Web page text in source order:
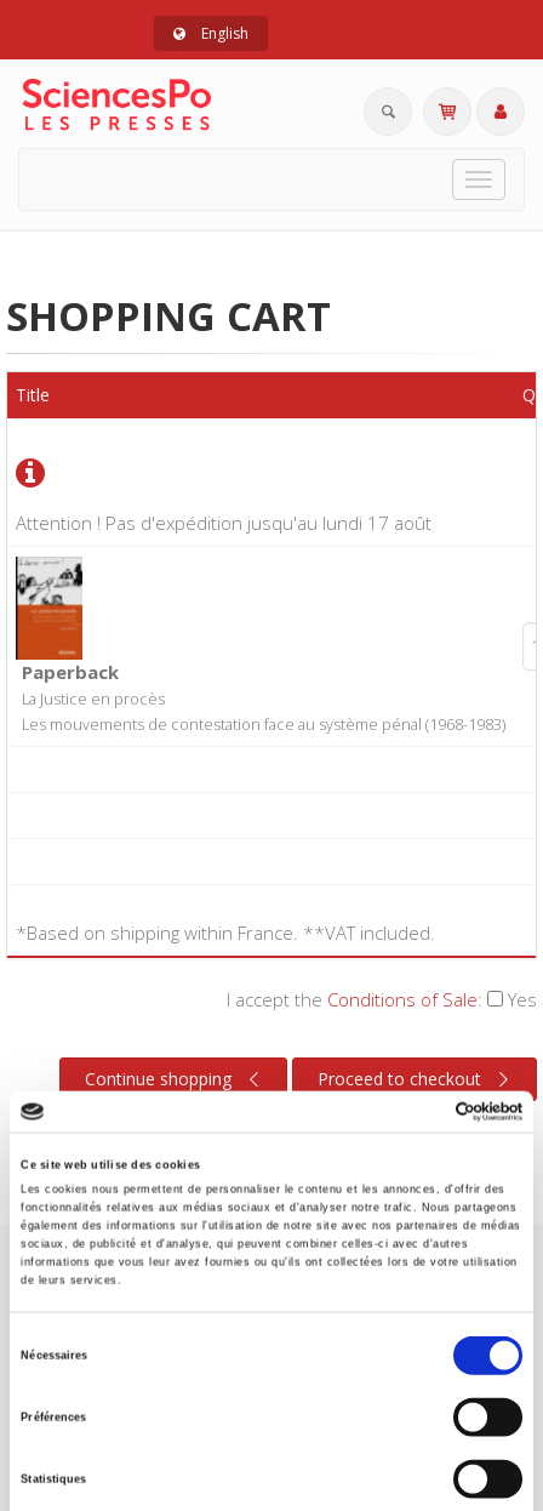
Ce site web utilise des cookies
Les cookies nous permettent de personnaliser le contenu et les annonces, d'offrir des
fonctionnalités relatives aux médias sociaux et d'analyser notre trafic. Nous partageons
également des informations sur l'utilisation de notre site avec nos partenaires de médias
sociaux, de publicité et d'analyse, qui peuvent combiner celles-ci avec d'autres
informations que vous leur avez fournies ou qu'ils ont collectées lors de votre utilisation
de leurs services.
Nécessaires
Préférences
Statistiques
English
Toggle
SHOPPING CART
Attention ! Pas d'expédition jusqu'au lundi 17 août
Title
Paperback
La Justice en procès
Les mouvements de contestation face au système pénal (1968-1983)
*Based on shipping within France. **VAT included.
I accept the Conditions of Sale: Yes
Continue shopping Proceed to checkout
SCIENCES PO UNIVERSITY PRESS has a threefold role: to publish
original research, to edit reference works for student use, and to
help public and political debate.